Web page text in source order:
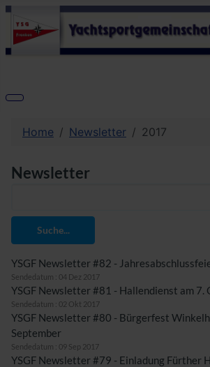
Home Newsletter 2017
Newsletter
Suche...
YSGF Newsletter #82 -
Sendedatum : 04 Dez 2017
YSGF Newsletter #81 - Hallendienst am 7.
Sendedatum : 02 Okt 2017
YSGF Newsletter #80 - Bürgerfest
September
Sendedatum : 09 Sep 2017
YSGF Newsletter #79 - Einladung Fürther